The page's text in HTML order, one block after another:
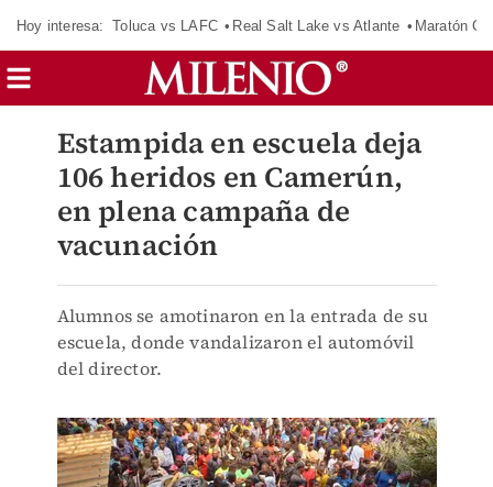
Hoy interesa: Toluca vs LAFC Real Salt Lake vs Atlante Maratón
Estampida en escuela deja
106 heridos en Camerún,
en plena campaña de
vacunación
Alumnos se amotinaron en la entrada de su
escuela, donde vandalizaron el automóvil
del director.